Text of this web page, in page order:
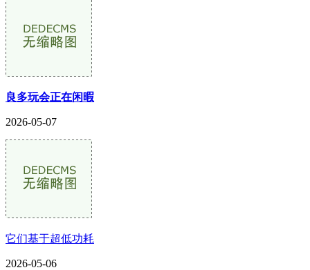
良多玩会正在闲暇
2026-05-07
它们基于超低功耗
2026-05-06